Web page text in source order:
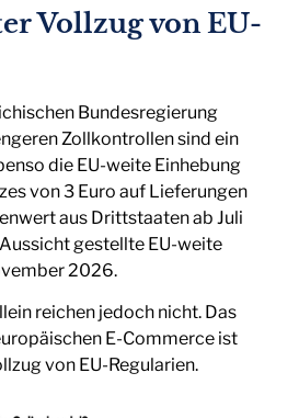
Vollzug von EU-
Bundesregierung
Zollkontrollen sind ein
die EU-weite Einhebung
von 3 Euro auf Lieferungen
aus Drittstaaten ab Juli
gestellte EU-weite
2026.
reichen jedoch nicht. Das
E-Commerce ist
von EU-Regularien.